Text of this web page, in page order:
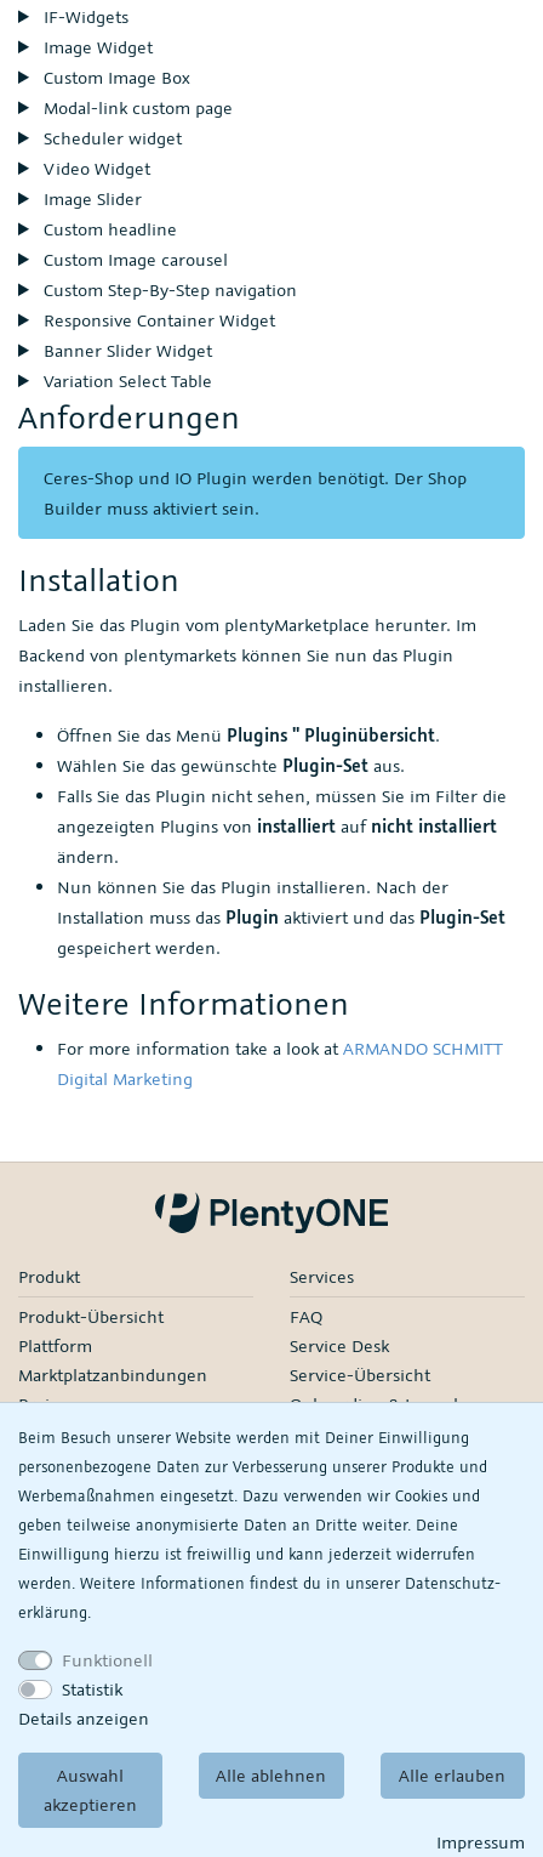
Beim Besuch unserer Website werden mit Deiner Einwilligung
personenbezogene Daten zur Verbesserung unserer Produkte und
Werbemaßnahmen eingesetzt. Dazu verwenden wir Cookies und
geben teilweise anonymisierte Daten an Dritte weiter. Deine
Einwilligung hierzu ist freiwillig und kann jederzeit widerrufen
werden. Weitere Informationen findest du in unserer Daten­schutz­
erklärung.
Funktionell
Statistik
Details anzeigen
Auswahl
akzeptieren
Alle ablehnen Alle erlauben
Impressum
IF-Widgets
Image Widget
Custom Image Box
Modal-link custom page
Scheduler widget
Video Widget
Image Slider
Custom headline
Custom Image carousel
Custom Step-By-Step navigation
Responsive Container Widget
Banner Slider Widget
Variation Select Table
Anforderungen
Ceres-Shop und IO Plugin werden benötigt. Der Shop
Builder muss aktiviert sein.
Installation
Laden Sie das Plugin vom plentyMarketplace herunter. Im
Backend von plentymarkets können Sie nun das Plugin
installieren.
Öffnen Sie das Menü Plugins " Pluginübersicht.
Wählen Sie das gewünschte Plugin-Set aus.
Falls Sie das Plugin nicht sehen, müssen Sie im Filter die
angezeigten Plugins von installiert auf nicht installiert
ändern.
Nun können Sie das Plugin installieren. Nach der
Installation muss das Plugin aktiviert und das Plugin-Set
gespeichert werden.
Weitere Informationen
For more information take a look atARMANDO SCHMITT
Digital Marketing
Produkt
Produkt-Übersicht
Plattform
Marktplatzanbindungen
Preise
Services
FAQ
Service Desk
Service-Übersicht
Onboarding & Launch
Services
Managed Services
Partner-Netzwerk
Webinare
Knowledge
plentyDevelopers
Product Information Hub
Unternehmen
© Copyright 2026 PlentyONE GmbH